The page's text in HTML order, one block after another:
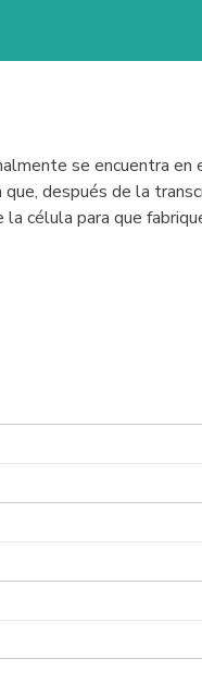
se encuentra
después de la
célula para que